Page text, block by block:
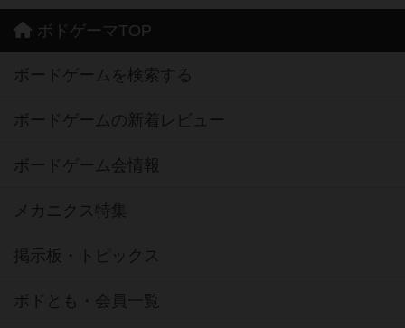
ボドゲーマTOP
ボードゲームを検索する
ボードゲームの新着レビュー
ボードゲーム会情報
メカニクス特集
掲示板・トピックス
ボドとも・会員一覧